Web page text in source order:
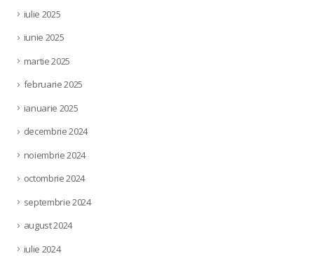
iulie 2025
iunie 2025
martie 2025
februarie 2025
ianuarie 2025
decembrie 2024
noiembrie 2024
octombrie 2024
septembrie 2024
august 2024
iulie 2024